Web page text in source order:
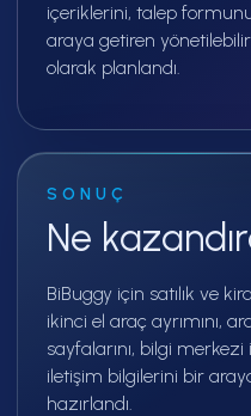
içeriklerini, talep
araya getiren
olarak planlandı.
SONUÇ
Ne
BiBuggy için satılık ve
ikinci el araç ayrımını,
sayfalarını, bilgi
iletişim bilgilerini bir
hazırlandı.